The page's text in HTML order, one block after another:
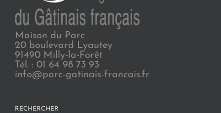
Maison du Parc
20 boulevard Lyautey
91490 Milly-la-Forêt
Tél. : 01 64 98 73 93
info@parc-gatinais-francais.fr
RECHERCHER